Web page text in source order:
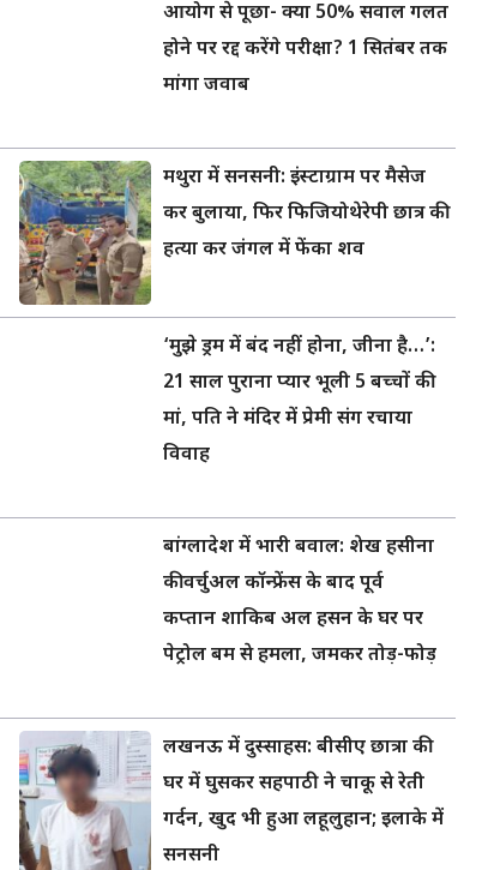
आयोग से पूछा- क्या 50% सवाल गलत
होने पर रद्द करेंगे परीक्षा? 1 सितंबर तक
मांगा जवाब
मथुरा में सनसनी: इंस्टाग्राम पर मैसेज
कर बुलाया, फिर फिजियोथेरेपी छात्र की
हत्या कर जंगल में फेंका शव
‘मुझे ड्रम में बंद नहीं होना, जीना है…’:
21 साल पुराना प्यार भूली 5 बच्चों की
मां, पति ने मंदिर में प्रेमी संग रचाया
विवाह
बांग्लादेश में भारी बवाल: शेख हसीना
की वर्चुअल कॉन्फ्रेंस के बाद पूर्व
कप्तान शाकिब अल हसन के घर पर
पेट्रोल बम से हमला, जमकर तोड़-फोड़
लखनऊ में दुस्साहस: बीसीए छात्रा की
घर में घुसकर सहपाठी ने चाकू से रेती
गर्दन, खुद भी हुआ लहूलुहान; इलाके में
सनसनी